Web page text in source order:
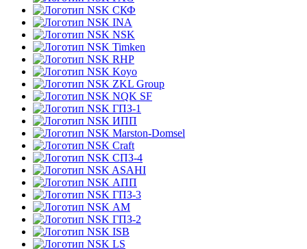
СКФ
INA
NSK
Timken
RHP
Koyo
ZKL Group
NQK SF
ГПЗ-1
ИПП
Marston-Domsel
Craft
СПЗ-4
ASAHI
АПП
ГПЗ-3
АМ
ГПЗ-2
ISB
LS